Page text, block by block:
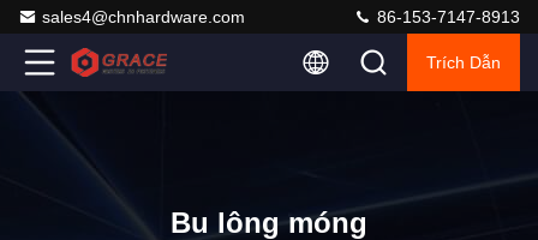
sales4@chnhardware.com 86-153-7147-8913
Trích Dẫn
Bu lông móng